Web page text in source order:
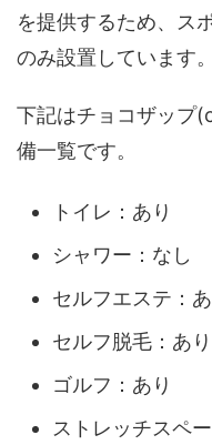
を提供するため、ス
のみ設置しています。
下記はチョコザップ
備一覧です。
トイレ：あり
シャワー：なし
セルフエステ：
セルフ脱毛：あり
ゴルフ：あり
ストレッチスペ